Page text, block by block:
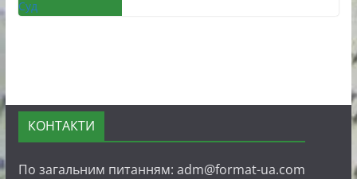
КОНТАКТИ
По загальним питанням: adm@format-ua.com